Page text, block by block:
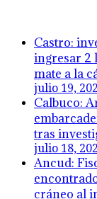
Castro:
ingresar 2
mate a la
julio 19,
Calbuco:
tras
julio 18,
Ancud:
cráneo al